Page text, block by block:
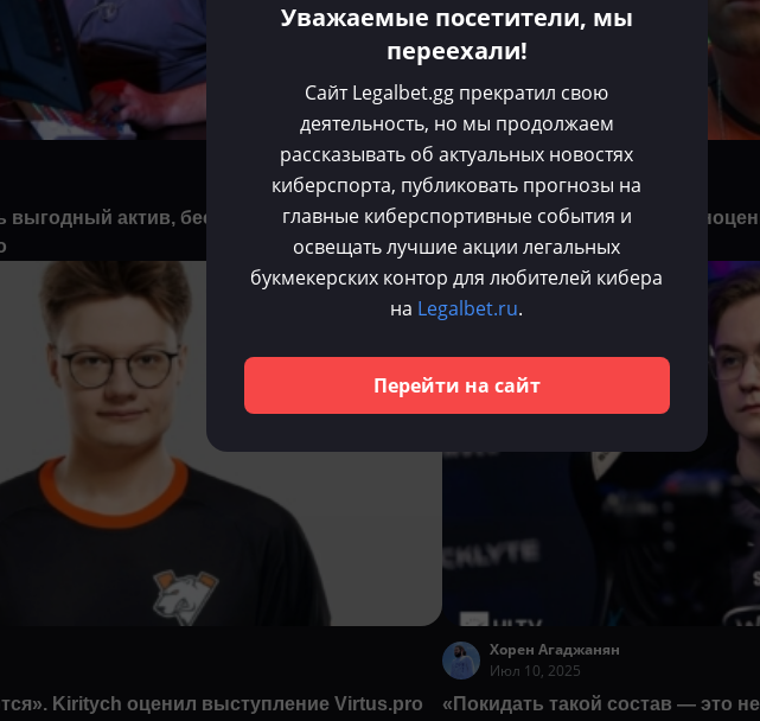
выгодный актив, бесплатный». WYHM — о
Хорен Агаджанян
Июл 14, 2025
Perfecto: «У меня были
Dota 2
Kiritych оценил выступление Virtus.pro
Хорен Агаджанян
Июл 10, 2025
«Покидать такой состав — это
Уважаемые посетители, мы
переехали!
Сайт Legalbet.gg прекратил свою
деятельность, но мы продолжаем
рассказывать об актуальных новостях
киберспорта, публиковать прогнозы на
главные киберспортивные события и
освещать лучшие акции легальных
букмекерских контор для любителей кибера
на Legalbet.ru.
Перейти на сайт